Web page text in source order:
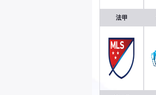
法甲